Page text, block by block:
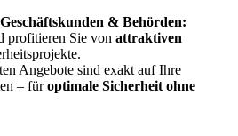
& Behörden:
profitieren Sie von attraktiven
Angebote sind exakt auf Ihre
– füroptimale Sicherheit ohne